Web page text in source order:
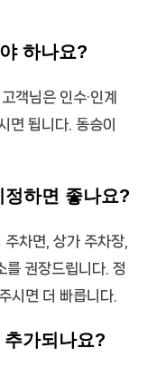
하나요?
객님은 인수·인계
면 됩니다. 동승이
하면 좋나요?
차면, 상가 주차장,
를 권장드립니다. 정
시면 더 빠릅니다.
가되나요?